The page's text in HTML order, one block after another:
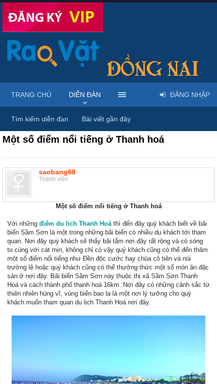
Diễn đàn ... Rao vặt tổng hợp - Uy tín - Miễn phí
Một số điểm nổi tiếng ở Thanh hoá
saobang68
Thành viên
Một số điểm nổi tiếng ở Thanh hoá
Với những điểm du lịch Thanh Hoáthì đến đây quý khách biết về bãi
biển Sầm Sơn là một trong những bãi biển có nhiều du khách tới tham
quan. Nơi đây quý khách sẽ thấy bãi tắm nơi đây rất rộng và có sóng
to cùng với cát mịn, không chỉ có vậy quý khách cũng có thể đến thăm
một số điểm nổi tiếng như Đền độc cước hay chùa cô tiên và núi
trường lệ hoặc quý khách cũng có thể thưởng thức một số món ăn đặc
sản ở nơi đây. Bãi biển Sầm Sơn này thuộc thị xã Sầm Sơn Thanh
Hoá và cách thành phố thanh hoá 16km. Nơi đây có những cảnh sắc từ
thiên nhiên hùng vĩ, vùng biển bao la là một nơi lý tưởng cho quý
khách muốn tham quan du lịch Thanh Hoá nơi đây.
TRANG CHỦ DIỄN ĐÀN
Tìm kiếm diễn đàn Bài viết gần đây
ĐĂNG NHẬP